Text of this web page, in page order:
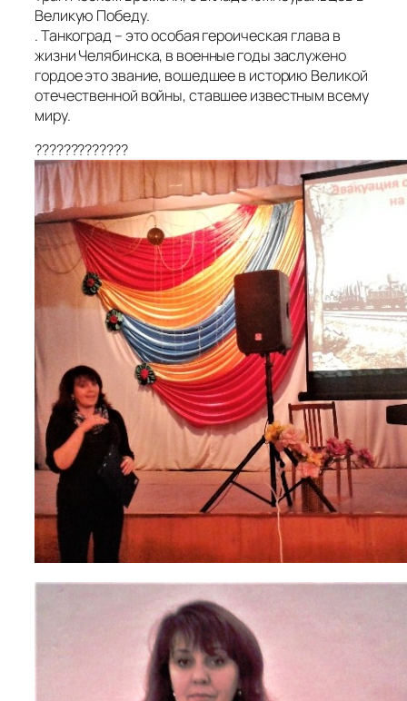
Великую Победу.
. Танкоград – это особая героическая глава в
жизни Челябинска, в военные годы заслужено
гордое это звание, вошедшее в историю Великой
отечественной войны, ставшее известным всему
миру.
?????????????